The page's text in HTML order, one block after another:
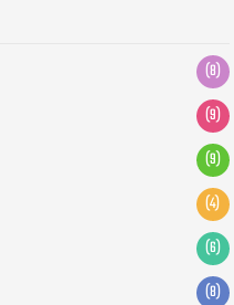
(8)
(9)
(9)
(4)
(6)
(8)